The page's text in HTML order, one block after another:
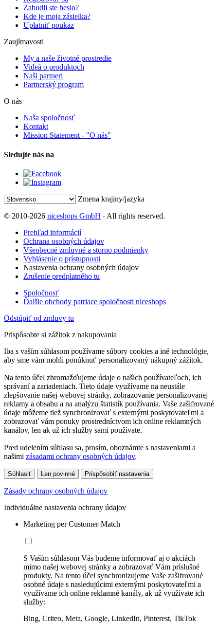
Zabudli ste heslo?
Kde je moja zásielka?
Uplatniť poukaz
Zaujímavosti
My a naše životné prostredie
Videá o produktoch
Naši partneri
Partnerský program
O nás
Naša spoločnosť
Kontakt
Mission Statement - "O nás"
Sledujte nás na
Zmena krajiny/jazyka
© 2010-2026 niceshops GmbH - All rights reserved.
Prehľad informácií
Ochrana osobných údajov
Všeobecné zmluvné a storno podmienky
Vyhlásenie o prístupnosti
Nastavenia ochrany osobných údajov
Zrušenie predplatného tu
Spoločnosť
Ďalšie obchody patriace spoločnosti niceshops
Odstúpiť od zmluvy tu
Prispôsobte si zážitok z nakupovania
Iba s vaším súhlasom používame súbory cookies a iné technológie,
aby sme vám mohli ponúknuť personalizovaný nákupný zážitok.
Na tento účel zhromažďujeme údaje o našich používateľoch, ich
správaní a zariadeniach. Tieto údaje využívame na neustále
zlepšovanie našej webovej stránky, zobrazovanie personalizovanej
reklamy a obsahu a na analýzu štatistík používania. Vaše zašifrované
údaje môžeme tiež synchronizovať s externými poskytovateľmi a
zobrazovať vám ponuky prostredníctvom ich online reklamných
kanálov, len ak už ich služby sami používate.
Pred udelením súhlasu sa, prosím, oboznámte s nastaveniami a
našimi zásadami ochrany osobných údajov.
Súhlasiť Len povinné Prispôsobiť nastavenia
Zásady ochrany osobných údajov
Individuálne nastavenia ochrany údajov
Marketing per Customer-Match
S Vaším súhlasom Vás budeme informovať aj o akciách
mimo našej webovej stránky a zobrazovať Vám príslušné
produkty. Na tento účel synchronizujeme Vaše zašifrované
osobné údaje s nasledujúcimi externými poskytovateľmi a
využívame ich online reklamné kanály, ak už využívate ich
služby:
Bing, Criteo, Meta, Google, LinkedIn, Pinterest, TikTok